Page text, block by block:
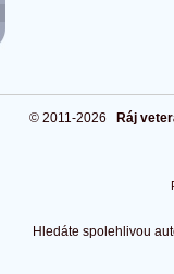
© 2011-2026 Ráj
Hledáte spolehlivou